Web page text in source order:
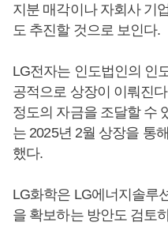
지분 매각이나 자회사 기
도 추진할 것으로 보인다.
LG전자는 인도법인의 인
공적으로 상장이 이뤄진
정도의 자금을 조달할 수
는 2025년 2월 상장을 통
했다.
LG화학은 LG에너지솔루
을 확보하는 방안도 검토